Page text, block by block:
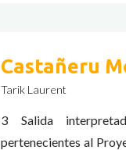
Castañeru
Tarik Laurent
3 Salida
pertenecientes al